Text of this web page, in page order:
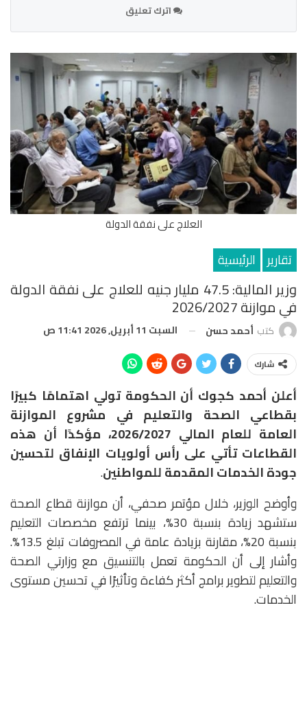
اترك تعليق
العلاج على نفقة الدولة
تقارير الرئيسية
وزير المالية: 47.5 مليار جنيه للعلاج على نفقة الدولة
في موازنة 2026/2027
كتب أحمد حسن السبت 11 أبريل, 2026 11:41 ص
شارك
أعلن أحمد كجوك أن الحكومة تولي اهتمامًا كبيرًا
بقطاعي الصحة والتعليم في مشروع الموازنة
العامة للعام المالي 2026/2027، مؤكدًا أن هذه
القطاعات تأتي على رأس أولويات الإنفاق لتحسين
جودة الخدمات المقدمة للمواطنين.
وأوضح الوزير، خلال مؤتمر صحفي، أن موازنة قطاع الصحة
ستشهد زيادة بنسبة 30%، بينما ترتفع مخصصات التعليم
بنسبة 20%، مقارنة بزيادة عامة في المصروفات تبلغ 13.5%.
وأشار إلى أن الحكومة تعمل بالتنسيق مع وزارتي الصحة
والتعليم لتطوير برامج أكثر كفاءة وتأثيرًا في تحسين مستوى
الخدمات.